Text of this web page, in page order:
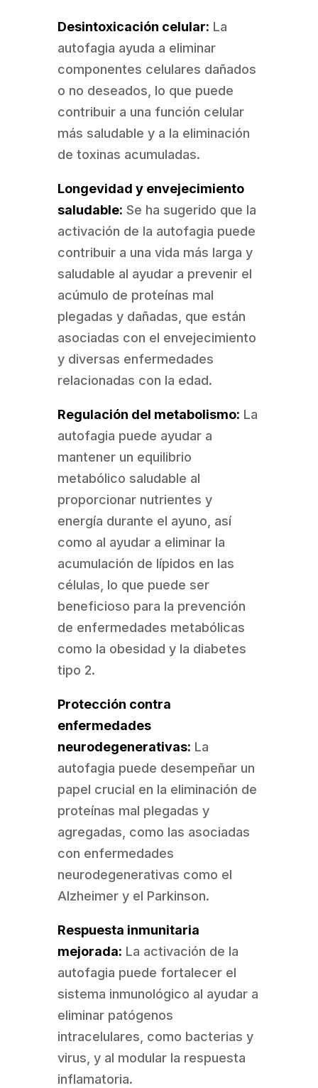
Desintoxicación celular: La
autofagia ayuda a eliminar
componentes celulares dañados
o no deseados, lo que puede
contribuir a una función celular
más saludable y a la eliminación
de toxinas acumuladas.
Longevidad y envejecimiento
saludable: Se ha sugerido que la
activación de la autofagia puede
contribuir a una vida más larga y
saludable al ayudar a prevenir el
acúmulo de proteínas mal
plegadas y dañadas, que están
asociadas con el envejecimiento
y diversas enfermedades
relacionadas con la edad.
Regulación del metabolismo: La
autofagia puede ayudar a
mantener un equilibrio
metabólico saludable al
proporcionar nutrientes y
energía durante el ayuno, así
como al ayudar a eliminar la
acumulación de lípidos en las
células, lo que puede ser
beneficioso para la prevención
de enfermedades metabólicas
como la obesidad y la diabetes
tipo 2.
Protección contra
enfermedades
neurodegenerativas: La
autofagia puede desempeñar un
papel crucial en la eliminación de
proteínas mal plegadas y
agregadas, como las asociadas
con enfermedades
neurodegenerativas como el
Alzheimer y el Parkinson.
Respuesta inmunitaria
mejorada: La activación de la
autofagia puede fortalecer el
sistema inmunológico al ayudar a
eliminar patógenos
intracelulares, como bacterias y
virus, y al modular la respuesta
inflamatoria.